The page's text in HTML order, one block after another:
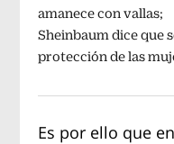
amanece con vallas;
Sheinbaum dice que
protección de las
Es por ello que